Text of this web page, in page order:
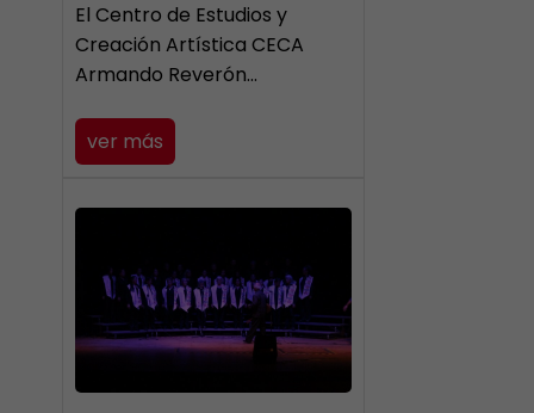
El Centro de Estudios y
Creación Artística CECA
Armando Reverón…
ver más